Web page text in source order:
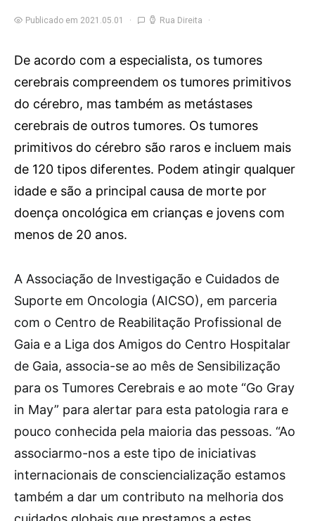
Publicado em 2021.05.01 Rua Direita
De acordo com a especialista, os tumores
cerebrais compreendem os tumores primitivos
do cérebro, mas também as metástases
cerebrais de outros tumores. Os tumores
primitivos do cérebro são raros e incluem mais
de 120 tipos diferentes. Podem atingir qualquer
idade e são a principal causa de morte por
doença oncológica em crianças e jovens com
menos de 20 anos.
A Associação de Investigação e Cuidados de
Suporte em Oncologia (AICSO), em parceria
com o Centro de Reabilitação Profissional de
Gaia e a Liga dos Amigos do Centro Hospitalar
de Gaia, associa-se ao mês de Sensibilização
para os Tumores Cerebrais e ao mote “Go Gray
in May” para alertar para esta patologia rara e
pouco conhecida pela maioria das pessoas. “Ao
associarmo-nos a este tipo de iniciativas
internacionais de consciencialização estamos
também a dar um contributo na melhoria dos